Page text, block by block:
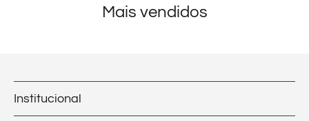
Mais vendidos
Institucional